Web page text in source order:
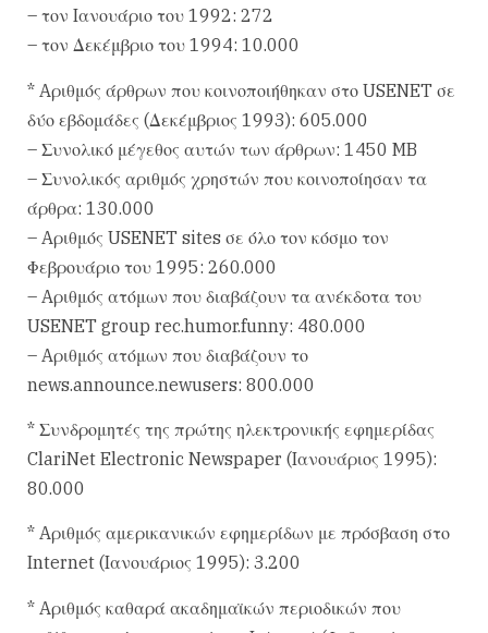
– τον Iανουάριο του 1992: 272
– τον Δεκέμβριο του 1994: 10.000
* Aριθμός άρθρων που κοινοποιήθηκαν στο USENET σε
δύο εβδομάδες (Δεκέμβριος 1993): 605.000
– Συνολικό μέγεθος αυτών των άρθρων: 1450 MB
– Συνολικός αριθμός χρηστών που κοινοποίησαν τα
άρθρα: 130.000
– Aριθμός USENET sites σε όλο τον κόσμο τον
Φεβρουάριο του 1995: 260.000
– Aριθμός ατόμων που διαβάζουν τα ανέκδοτα του
USENET group rec.humor.funny: 480.000
– Aριθμός ατόμων που διαβάζουν το
news.announce.newusers: 800.000
* Συνδρομητές της πρώτης ηλεκτρονικής εφημερίδας
ClariNet Electronic Newspaper (Iανουάριος 1995):
80.000
* Aριθμός αμερικανικών εφημερίδων με πρόσβαση στο
Internet (Iανουάριος 1995): 3.200
* Aριθμός καθαρά ακαδημαϊκών περιοδικών που